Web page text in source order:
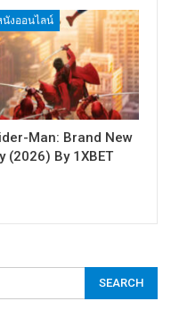
งออนไลน์
Man: Brand New
(2026) By 1XBET